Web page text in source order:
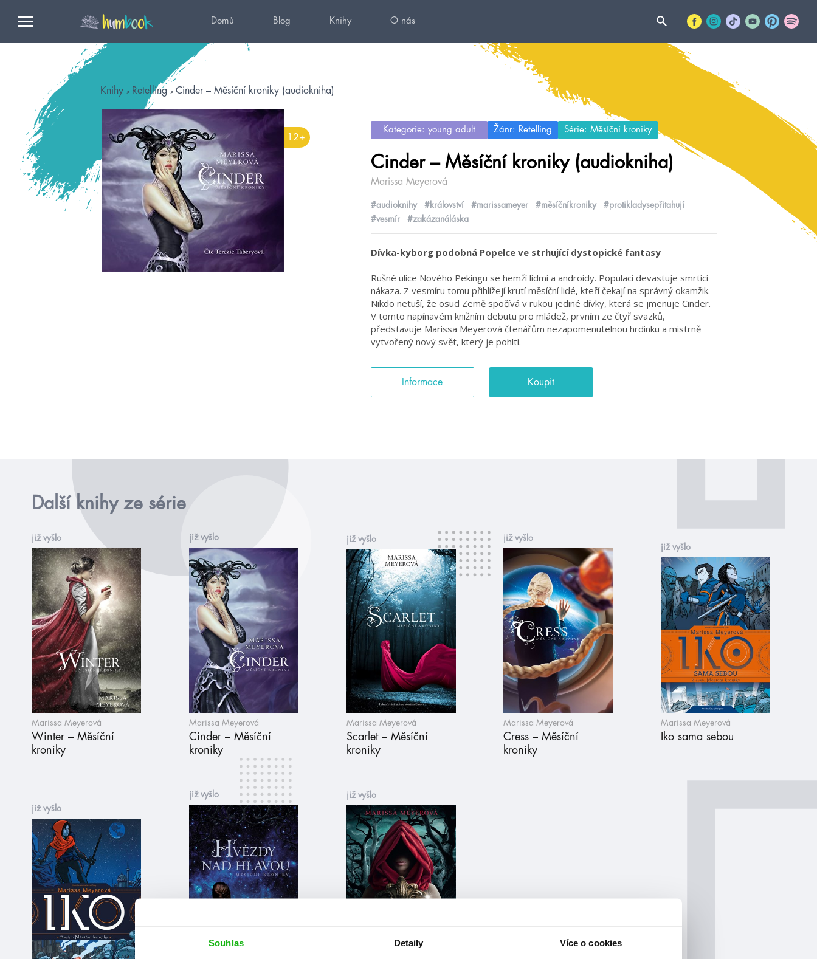
Souhlas Detaily Více o cookies
Domů Blog Knihy O nás
Knihy Retelling Cinder – Měsíční kroniky (audiokniha)
12+
Kategorie: young adult Žánr: Retelling Série: Měsíční kroniky
Cinder – Měsíční kroniky (audiokniha)
Marissa Meyerová
#audioknihy #království #marissameyer #měsíčníkroniky
#protikladysepřitahují
#vesmír
#zakázanáláska
Dívka-kyborg podobná Popelce ve strhující dystopické fantasy
Rušné ulice Nového Pekingu se hemží lidmi a androidy. Populaci devastuje smrtící
nákaza. Z vesmíru tomu přihlížejí krutí měsíční lidé, kteří čekají na správný okamžik.
Nikdo netuší, že osud Země spočívá v rukou jediné dívky, která se jmenuje Cinder.
V tomto napínavém knižním debutu pro mládež, prvním ze čtyř svazků,
představuje Marissa Meyerová čtenářům nezapomenutelnou hrdinku a mistrně
vytvořený nový svět, který je pohltí.
Informace Koupit
Další knihy ze série
již vyšlo
Marissa Meyerová
Winter – Měsíční
kroniky
již vyšlo
Marissa Meyerová
Cinder – Měsíční
kroniky
již vyšlo
Marissa Meyerová
Scarlet – Měsíční
kroniky
již vyšlo
Marissa Meyerová
Cress – Měsíční
kroniky
již vyšlo
Marissa Meyerová
Iko sama sebou
již vyšlo
již vyšlo již vyšlo